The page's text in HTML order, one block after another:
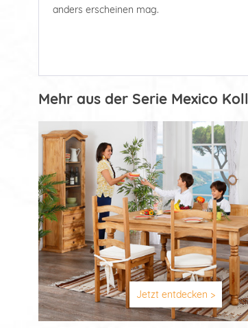
anders erscheinen mag.
Mehr aus der Serie Mexico
Jetzt entdecken >